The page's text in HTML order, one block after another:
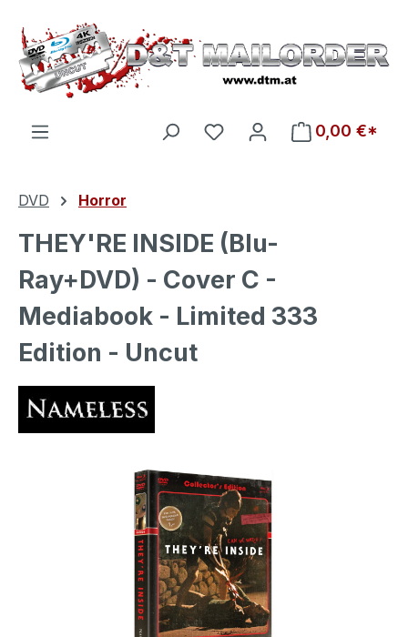
Zum Hauptinhalt springen
Du hast 0 Produkte auf
0,00 €*
DVD Horror
THEY'RE INSIDE (Blu-
Ray+DVD) - Cover C -
Mediabook - Limited 333
Edition - Uncut
Bildergalerie überspringen